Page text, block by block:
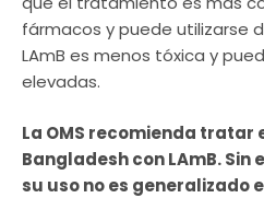
fármacos y puede utilizarse
LAmB es menos tóxica y
elevadas.
La OMS recomienda tratar
Bangladesh con LAmB.
su uso no es generalizado